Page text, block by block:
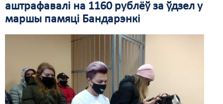
аштрафавалі на 1160 рублёў за ўдзел у
маршы памяці Бандарэнкі